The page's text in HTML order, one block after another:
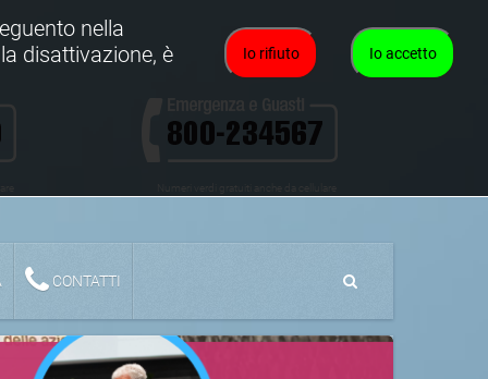
CONTATTI
Io accetto
Io rifiuto
nella
disattivazione, è